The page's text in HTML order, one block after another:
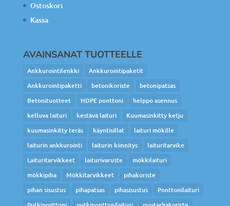
Ostoskori
Kassa
AVAINSANAT TUOTTEELLE
Ankkurointilenkki
Ankkurointipaketit
Ankkurointipaketti
betonikoriste
betonipatsas
Betonituotteet
HDPE ponttoni
helppo asennus
kelluva laituri
kestävä laituri
Kuumasinkitty ketju
kuumasinkitty teräs
käyntisillat
laituri mökille
laiturin ankkurointi
laiturin kiinnitys
laituritarvike
Laituritarvikkeet
laiturivaruste
mökkilaituri
mökkipiha
Mökkitarvikkeet
pihakoriste
pihan sisustus
pihapatsas pihasisustus
Ponttonilaituri